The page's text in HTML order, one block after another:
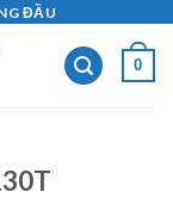
ĐẦU
0